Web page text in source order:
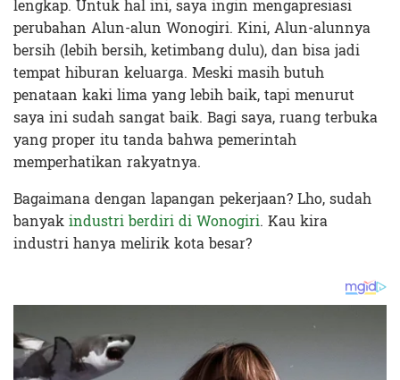
lengkap. Untuk hal ini, saya ingin mengapresiasi
perubahan Alun-alun Wonogiri. Kini, Alun-alunnya
bersih (lebih bersih, ketimbang dulu), dan bisa jadi
tempat hiburan keluarga. Meski masih butuh
penataan kaki lima yang lebih baik, tapi menurut
saya ini sudah sangat baik. Bagi saya, ruang terbuka
yang proper itu tanda bahwa pemerintah
memperhatikan rakyatnya.
Bagaimana dengan lapangan pekerjaan? Lho, sudah
banyakindustri berdiri di Wonogiri. Kau kira
industri hanya melirik kota besar?